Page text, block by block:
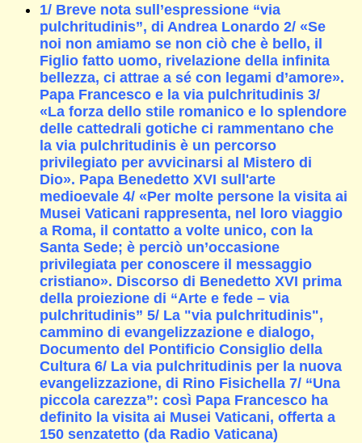
1/ Breve nota sull’espressione “via
pulchritudinis”, di Andrea Lonardo 2/ «Se
noi non amiamo se non ciò che è bello, il
Figlio fatto uomo, rivelazione della infinita
bellezza, ci attrae a sé con legami d’amore».
Papa Francesco e la via pulchritudinis 3/
«La forza dello stile romanico e lo splendore
delle cattedrali gotiche ci rammentano che
la via pulchritudinis è un percorso
privilegiato per avvicinarsi al Mistero di
Dio». Papa Benedetto XVI sull'arte
medioevale 4/ «Per molte persone la visita ai
Musei Vaticani rappresenta, nel loro viaggio
a Roma, il contatto a volte unico, con la
Santa Sede; è perciò un’occasione
privilegiata per conoscere il messaggio
cristiano». Discorso di Benedetto XVI prima
della proiezione di “Arte e fede – via
pulchritudinis” 5/ La "via pulchritudinis",
cammino di evangelizzazione e dialogo,
Documento del Pontificio Consiglio della
Cultura 6/ La via pulchritudinis per la nuova
evangelizzazione, di Rino Fisichella 7/ “Una
piccola carezza”: così Papa Francesco ha
definito la visita ai Musei Vaticani, offerta a
150 senzatetto (da Radio Vaticana)